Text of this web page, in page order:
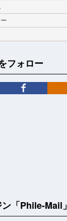
フォロー
「Phile-Mail」